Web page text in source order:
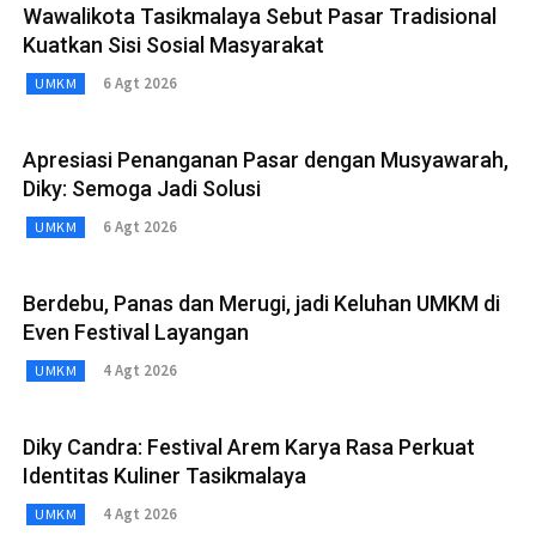
Wawalikota Tasikmalaya Sebut Pasar Tradisional
Kuatkan Sisi Sosial Masyarakat
UMKM 6 Agt 2026
Apresiasi Penanganan Pasar dengan Musyawarah,
Diky: Semoga Jadi Solusi
UMKM 6 Agt 2026
Berdebu, Panas dan Merugi, jadi Keluhan UMKM di
Even Festival Layangan
UMKM 4 Agt 2026
Diky Candra: Festival Arem Karya Rasa Perkuat
Identitas Kuliner Tasikmalaya
UMKM 4 Agt 2026